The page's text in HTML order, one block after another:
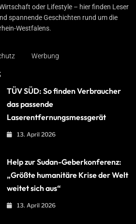
oder Lifestyle – hier finden Leser
spannende Geschichten rund um die
Westfalens.
Werbung
TÜV SÜD: So finden Verbraucher
das passende
Laserentfernungsmessgerät
13. April 2026
Help zur Sudan-Geberkonferenz:
„Größte humanitäre Krise der Welt
weitet sich aus“
13. April 2026